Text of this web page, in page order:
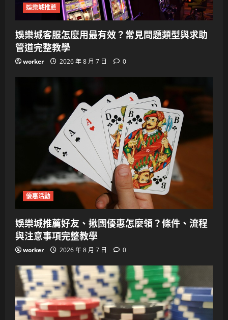
娛樂城推薦
娛樂城客服怎麼用最有效？常見問題類型與求助
管道完整教學
worker 2026 年 8 月 7 日 0
優惠活動
娛樂城推薦好友、揪團優惠怎麼領？條件、流程
與注意事項完整教學
worker 2026 年 8 月 7 日 0